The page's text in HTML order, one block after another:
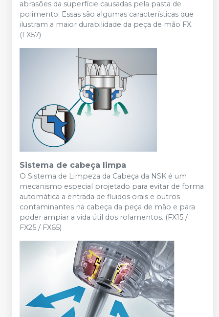
abrasões da superfície causadas pela pasta de
polimento. Essas são algumas características que
ilustram a maior durabilidade da peça de mão FX.
(FX57)
Sistema de cabeça limpa
O Sistema de Limpeza da Cabeça da NSK é um
mecanismo especial projetado para evitar de forma
automática a entrada de fluidos orais e outros
contaminantes na cabeça da peça de mão e para
poder ampiar a vida útil dos rolamentos. (FX15 /
FX25 / FX65)